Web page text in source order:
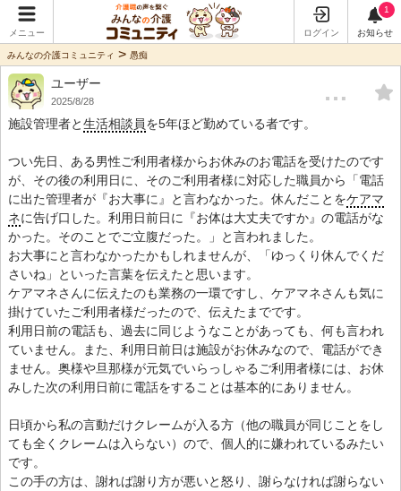
メニュー ログイン
1
お知らせ
みんなの介護コミュニティ > 愚痴
ユーザー
2025/8/28 …
施設管理者と生活相談員を5年ほど勤めている者です。
つい先日、ある男性ご利用者様からお休みのお電話を受けたのです
が、その後の利用日に、そのご利用者様に対応した職員から「電話
に出た管理者が『お大事に』と言わなかった。休んだことをケアマ
ネに告げ口した。利用日前日に『お体は大丈夫ですか』の電話がな
かった。そのことでご立腹だった。」と言われました。
お大事にと言わなかったかもしれませんが、「ゆっくり休んでくだ
さいね」といった言葉を伝えたと思います。
ケアマネさんに伝えたのも業務の一環ですし、ケアマネさんも気に
掛けていたご利用者様だったので、伝えたまでです。
利用日前の電話も、過去に同じようなことがあっても、何も言われ
ていません。また、利用日前日は施設がお休みなので、電話ができ
ません。奥様や旦那様が元気でいらっしゃるご利用者様には、お休
みした次の利用日前に電話をすることは基本的にありません。
日頃から私の言動だけクレームが入る方（他の職員が同じことをし
ても全くクレームは入らない）ので、個人的に嫌われているみたい
です。
この手の方は、謝れば謝り方が悪いと怒り、謝らなければ謝らない